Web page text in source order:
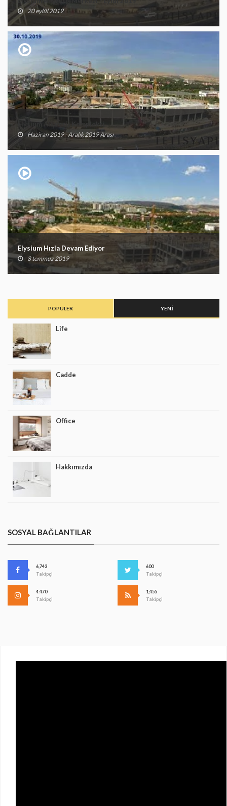
20 eylül 2019
Elysium Alışveriş Kompleksi
Haziran 2019 - Aralık 2019 Arası
Elysium Hızla Devam Ediyor
8 temmuz 2019
POPÜLER YENI
Life
Cadde
Office
Hakkımızda
SOSYAL BAĞLANTILAR
6,743
Takipçi
600
Takipçi
4.470
Takipçi
1,455
Takipçi